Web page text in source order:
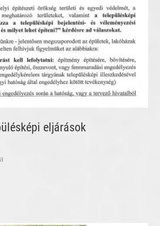
eljárások